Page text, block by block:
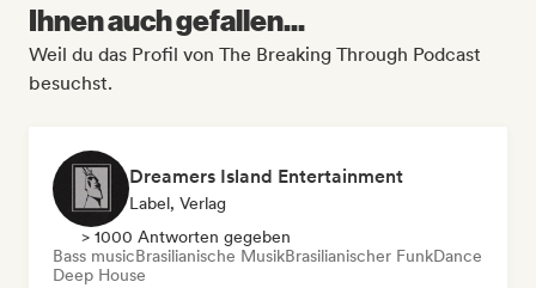
Ihnen auch gefallen...
Weil du das Profil von The Breaking Through Podcast
besuchst.
Dreamers Island Entertainment
Label, Verlag
> 1000 Antworten gegeben
Bass musicBrasilianische MusikBrasilianischer FunkDance
Deep House